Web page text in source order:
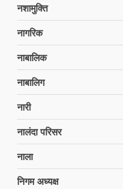
नशामुक्ति
नागरिक
नाबालिक
नाबालिग
नारी
नालंदा परिसर
नाला
निगम अध्यक्ष